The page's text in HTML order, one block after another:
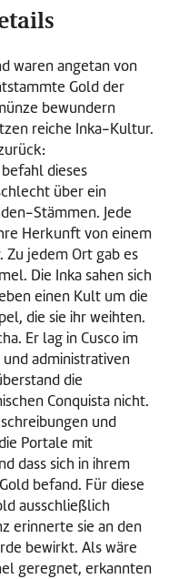
waren angetan von
Gold der
bewundern
reiche Inka-Kultur.
dieses
über ein
Stämmen. Jede
Herkunft von einem
Zu jedem Ort gab es
Die Inka sahen sich
einen Kult um die
die sie ihr weihten.
Er lag in Cusco im
administrativen
die
Conquista nicht.
und
Portale mit
dass sich in ihrem
befand. Für diese
ausschließlich
erinnerte sie an den
bewirkt. Als wäre
geregnet, erkannten